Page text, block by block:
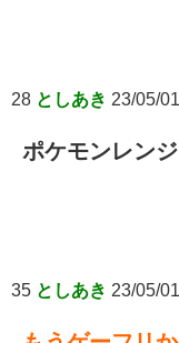
28 としあき 23/05/
ポケモンレン
35 としあき 23/05/